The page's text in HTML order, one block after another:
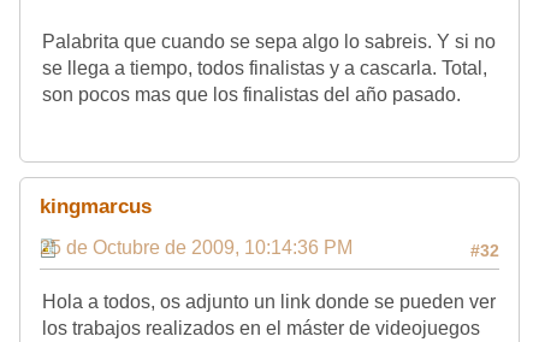
Palabrita que cuando se sepa algo lo sabreis. Y si no
se llega a tiempo, todos finalistas y a cascarla. Total,
son pocos mas que los finalistas del año pasado.
kingmarcus
#32
25 de Octubre de 2009, 10:14:36 PM
Hola a todos, os adjunto un link donde se pueden ver
los trabajos realizados en el máster de videojuegos